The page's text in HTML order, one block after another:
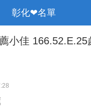
彰化❤名單
小佳 166.52.E.25